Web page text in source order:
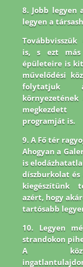
8. Jobb legyen
legyen a
is, s ezt más
épületeire is
művelődési
megkezdett
programját is.
9. A Fő tér
Ahogyan a
is
díszburkolat
kiegészítünk
azért, hogy
tartósabb
10. Legyen
strandokon
A